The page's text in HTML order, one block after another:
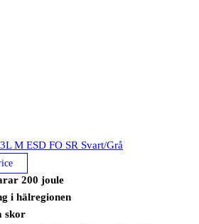
M ESD FO SR Svart/Grå
200 joule
i hälregionen
skor